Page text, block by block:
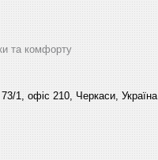
та комфорту
1, офіс 210, Черкаси, Україна